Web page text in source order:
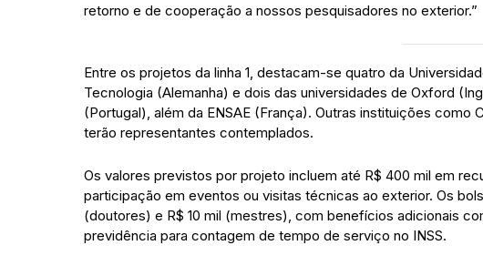
retorno e de cooperação a nossos pesquisadores no exterior.”
Entre os projetos da linha 1, destacam-se quatro da
Tecnologia (Alemanha) e dois das universidades de Oxford
(Portugal), além da ENSAE (França). Outras instituições como
terão representantes contemplados.
Os valores previstos por projeto incluem até R$ 400 mil em
participação em eventos ou visitas técnicas ao exterior. Os
(doutores) e R$ 10 mil (mestres), com benefícios adicionais
previdência para contagem de tempo de serviço no INSS.